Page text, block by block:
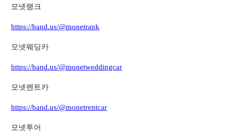
모넷랭크
https://band.us/@monetrank
모넷웨딩카
https://band.us/@monetweddingcar
모넷렌트카
https://band.us/@monetrentcar
모넷투어